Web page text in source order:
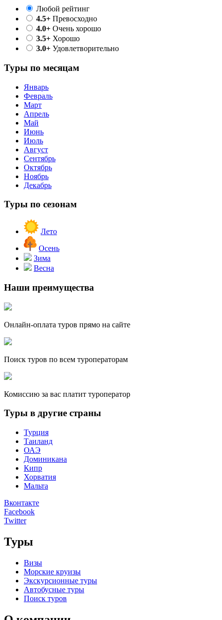
Любой рейтинг
4.5+ Превосходно
4.0+ Очень хорошо
3.5+ Хорошо
3.0+ Удовлетворительно
Туры по месяцам
Январь
Февраль
Март
Апрель
Май
Июнь
Июль
Август
Сентябрь
Октябрь
Ноябрь
Декабрь
Туры по сезонам
Лето
Осень
Зима
Весна
Наши преимущества
Онлайн-оплата туров прямо на сайте
Поиск туров по всем туроператорам
Комиссию за вас платит туроператор
Туры в другие страны
Турция
Таиланд
ОАЭ
Доминикана
Кипр
Хорватия
Мальта
Вконтакте
Facebook
Twitter
Туры
Визы
Морские круизы
Экскурсионные туры
Автобусные туры
Поиск туров